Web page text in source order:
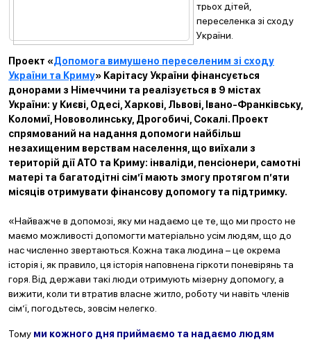
трьох дітей,
переселенка зі сходу
України.
Проект «Допомога вимушено переселеним зі сходу
України та Криму» Карітасу України фінансується
донорами з Німеччини та реалізується в 9 містах
України: у Києві, Одесі, Харкові, Львові, Івано-Франківську,
Коломиї, Нововолинську, Дрогобичі, Сокалі. Проект
спрямований на надання допомоги найбільш
незахищеним верствам населення, що виїхали з
територій дії АТО та Криму: інваліди, пенсіонери, самотні
матері та багатодітні сім’ї мають змогу протягом п’яти
місяців отримувати фінансову допомогу та підтримку.
«Найважче в допомозі, яку ми надаємо це те, що ми просто не
маємо можливості допомогти матеріально усім людям, що до
нас численно звертаються. Кожна така людина – це окрема
історія і, як правило, ця історія наповнена гіркоти поневірянь та
горя. Від держави такі люди отримують мізерну допомогу, а
вижити, коли ти втратив власне житло, роботу чи навіть членів
сім’ї, погодьтесь, зовсім нелегко.
Тому ми кожного дня приймаємо та надаємо людям